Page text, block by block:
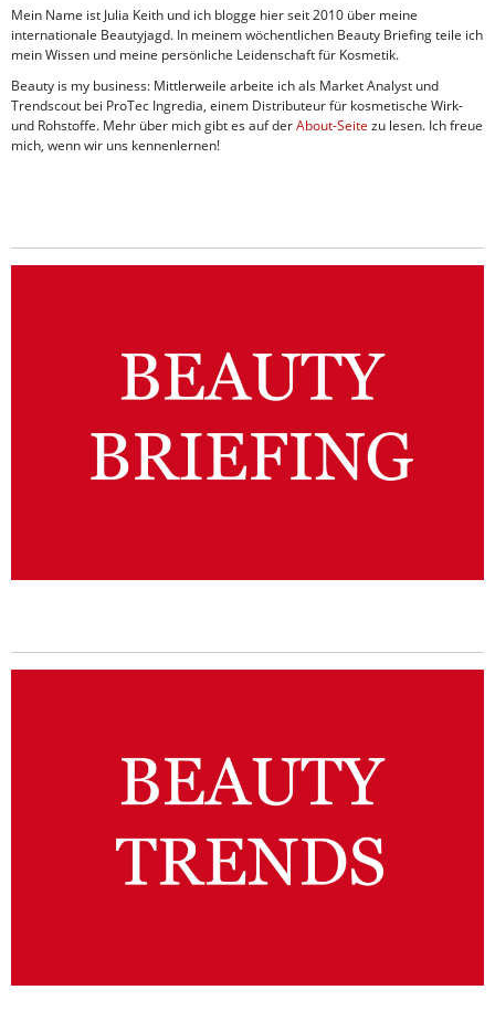
Mein Name ist Julia Keith und ich blogge hier seit 2010 über meine
internationale Beautyjagd. In meinem wöchentlichen Beauty Briefing teile ich
mein Wissen und meine persönliche Leidenschaft für Kosmetik.
Beauty is my business: Mittlerweile arbeite ich als Market Analyst und
Trendscout bei ProTec Ingredia, einem Distributeur für kosmetische Wirk-
und Rohstoffe. Mehr über mich gibt es auf derAbout-Seite zu lesen. Ich freue
mich, wenn wir uns kennenlernen!